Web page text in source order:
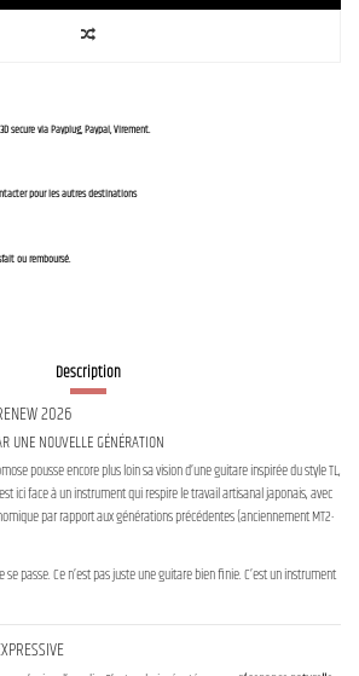
secure via Payplug, Paypal, Virement.
pour les autres destinations
ou remboursé.
Description
2026
UNE NOUVELLE GÉNÉRATION
pousse encore plus loin sa vision d’une guitare inspirée du style TL,
ici face à un instrument qui respire le travail artisanal japonais, avec
par rapport aux générations précédentes (anciennement MT2-
passe. Ce n’est pas juste une guitare bien finie. C’est un instrument